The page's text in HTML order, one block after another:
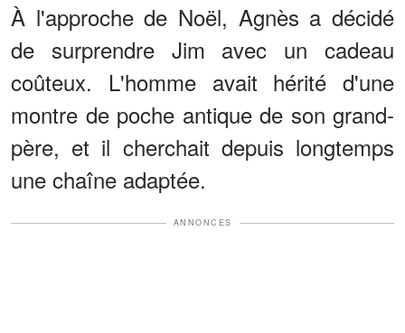
À l'approche de Noël, Agnès a décidé
de surprendre Jim avec un cadeau
coûteux. L'homme avait hérité d'une
montre de poche antique de son grand-
père, et il cherchait depuis longtemps
une chaîne adaptée.
ANNONCES